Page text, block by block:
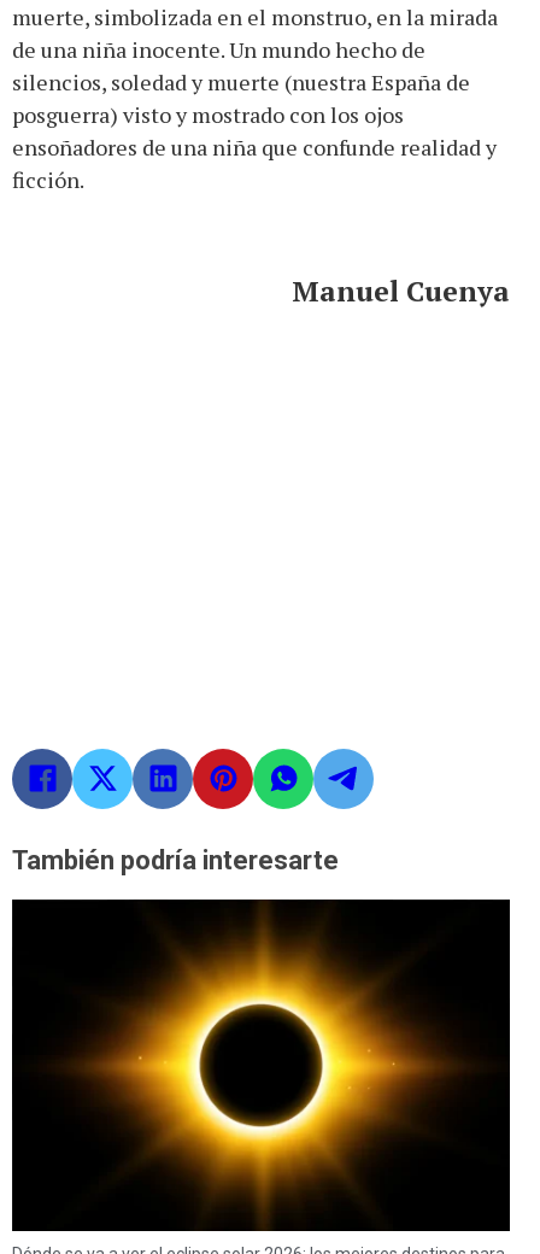
muerte, simbolizada en el monstruo, en la mirada
de una niña inocente. Un mundo hecho de
silencios, soledad y muerte (nuestra España de
posguerra) visto y mostrado con los ojos
ensoñadores de una niña que confunde realidad y
ficción.
Manuel Cuenya
También podría interesarte